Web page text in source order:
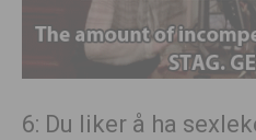
6: Du liker å ha